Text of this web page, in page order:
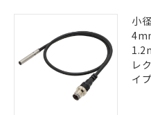
小
レ
イ